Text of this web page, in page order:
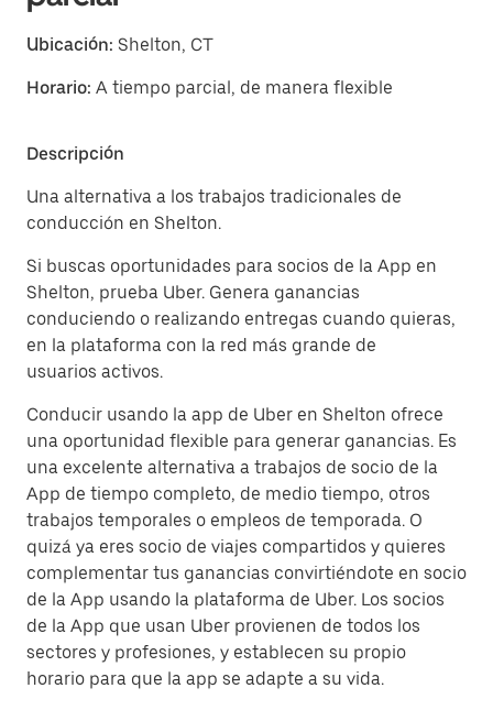
Ubicación: Shelton, CT
Horario: A tiempo parcial, de manera flexible
Descripción
Una alternativa a los trabajos tradicionales de
conducción en Shelton.
Si buscas oportunidades para socios de la App en
Shelton, prueba Uber. Genera ganancias
conduciendo o realizando entregas cuando quieras,
en la plataforma con la red más grande de
usuarios activos.
Conducir usando la app de Uber en Shelton ofrece
una oportunidad flexible para generar ganancias. Es
una excelente alternativa a trabajos de socio de la
App de tiempo completo, de medio tiempo, otros
trabajos temporales o empleos de temporada. O
quizá ya eres socio de viajes compartidos y quieres
complementar tus ganancias convirtiéndote en socio
de la App usando la plataforma de Uber. Los socios
de la App que usan Uber provienen de todos los
sectores y profesiones, y establecen su propio
horario para que la app se adapte a su vida.